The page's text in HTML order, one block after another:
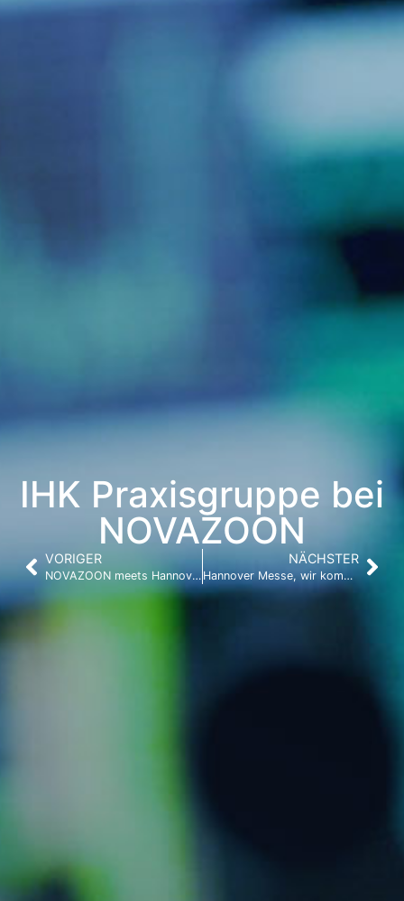
IHK Praxisgruppe bei
NOVAZOON
VORIGER
NOVAZOON meets Hannover Messe!
NÄCHSTER
Hannover Messe, wir kommen!